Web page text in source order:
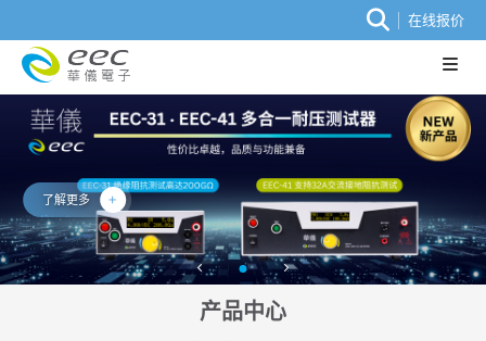
在线报价
了解更多
产品中心